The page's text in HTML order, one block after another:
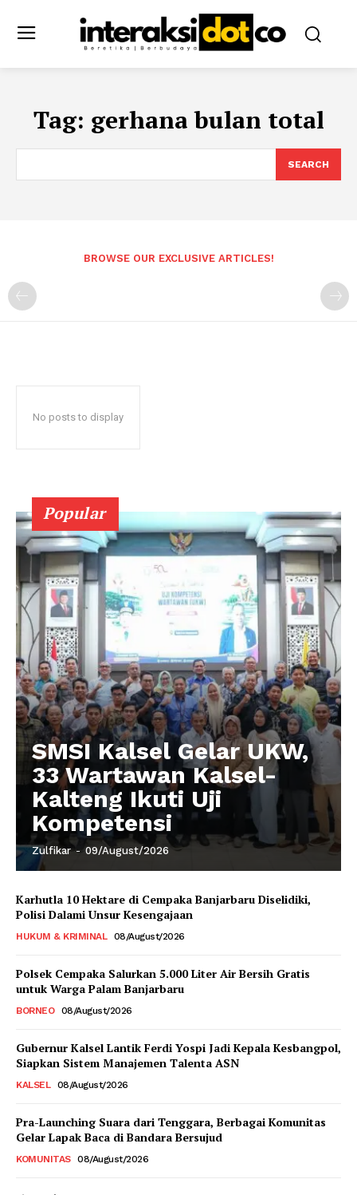
Tag: gerhana bulan total
SEARCH
BROWSE OUR EXCLUSIVE ARTICLES!
No posts to display
Popular
SMSI Kalsel Gelar UKW,
33 Wartawan Kalsel-
Kalteng Ikuti Uji
Kompetensi
Zulfikar - 09/August/2026
Karhutla 10 Hektare di Cempaka Banjarbaru Diselidiki,
Polisi Dalami Unsur Kesengajaan
HUKUM & KRIMINAL 08/August/2026
Polsek Cempaka Salurkan 5.000 Liter Air Bersih Gratis
untuk Warga Palam Banjarbaru
BORNEO 08/August/2026
Gubernur Kalsel Lantik Ferdi Yospi Jadi Kepala Kesbangpol,
Siapkan Sistem Manajemen Talenta ASN
KALSEL 08/August/2026
Pra-Launching Suara dari Tenggara, Berbagai Komunitas
Gelar Lapak Baca di Bandara Bersujud
KOMUNITAS 08/August/2026